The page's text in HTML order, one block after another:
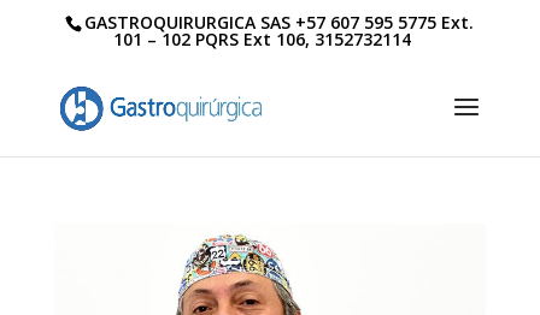
GASTROQUIRURGICA SAS +57 607 595 5775 Ext.
101 – 102 PQRS Ext 106, 3152732114